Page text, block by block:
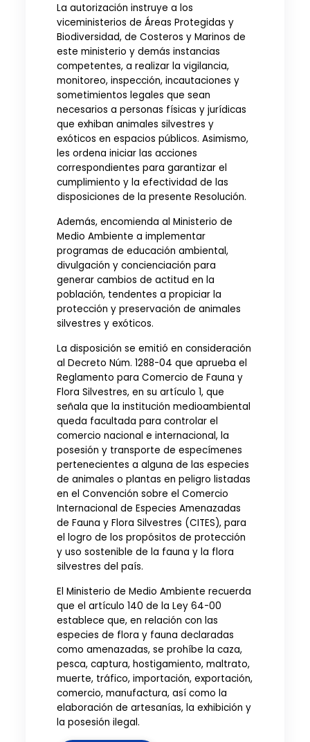
La autorización instruye a los
viceministerios de Áreas Protegidas y
Biodiversidad, de Costeros y Marinos de
este ministerio y demás instancias
competentes, a realizar la vigilancia,
monitoreo, inspección, incautaciones y
sometimientos legales que sean
necesarios a personas físicas y jurídicas
que exhiban animales silvestres y
exóticos en espacios públicos. Asimismo,
les ordena iniciar las acciones
correspondientes para garantizar el
cumplimiento y la efectividad de las
disposiciones de la presente Resolución.
Además, encomienda al Ministerio de
Medio Ambiente a implementar
programas de educación ambiental,
divulgación y concienciación para
generar cambios de actitud en la
población, tendentes a propiciar la
protección y preservación de animales
silvestres y exóticos.
La disposición se emitió en consideración
al Decreto Núm. 1288-04 que aprueba el
Reglamento para Comercio de Fauna y
Flora Silvestres, en su artículo 1, que
señala que la institución medioambiental
queda facultada para controlar el
comercio nacional e internacional, la
posesión y transporte de especímenes
pertenecientes a alguna de las especies
de animales o plantas en peligro listadas
en el Convención sobre el Comercio
Internacional de Especies Amenazadas
de Fauna y Flora Silvestres (CITES), para
el logro de los propósitos de protección
y uso sostenible de la fauna y la flora
silvestres del país.
El Ministerio de Medio Ambiente recuerda
que el artículo 140 de la Ley 64-00
establece que, en relación con las
especies de flora y fauna declaradas
como amenazadas, se prohíbe la caza,
pesca, captura, hostigamiento, maltrato,
muerte, tráfico, importación, exportación,
comercio, manufactura, así como la
elaboración de artesanías, la exhibición y
la posesión ilegal.